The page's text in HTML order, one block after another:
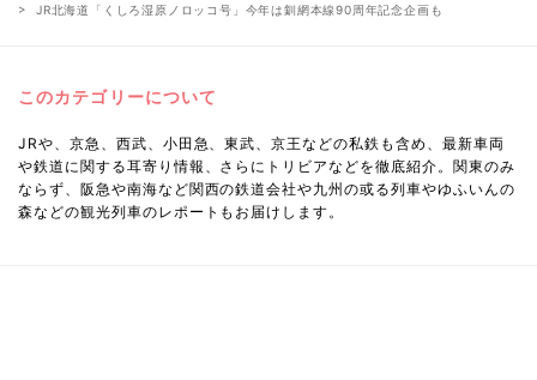
JR北海道「くしろ湿原ノロッコ号」今年は釧網本線90周年記念企画も
このカテゴリーについて
JRや、京急、西武、小田急、東武、京王などの私鉄も含め、最新車両
や鉄道に関する耳寄り情報、さらにトリビアなどを徹底紹介。関東のみ
ならず、阪急や南海など関西の鉄道会社や九州の或る列車やゆふいんの
森などの観光列車のレポートもお届けします。